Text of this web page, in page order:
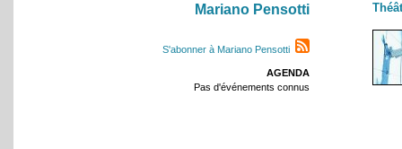
Mariano Pensotti
S'abonner à Mariano Pensotti
AGENDA
Pas d'événements connus